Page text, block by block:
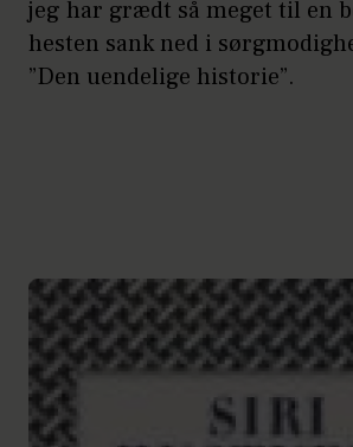
jeg har grædt så meget til en
hesten sank ned i
”Den uendelige historie”.